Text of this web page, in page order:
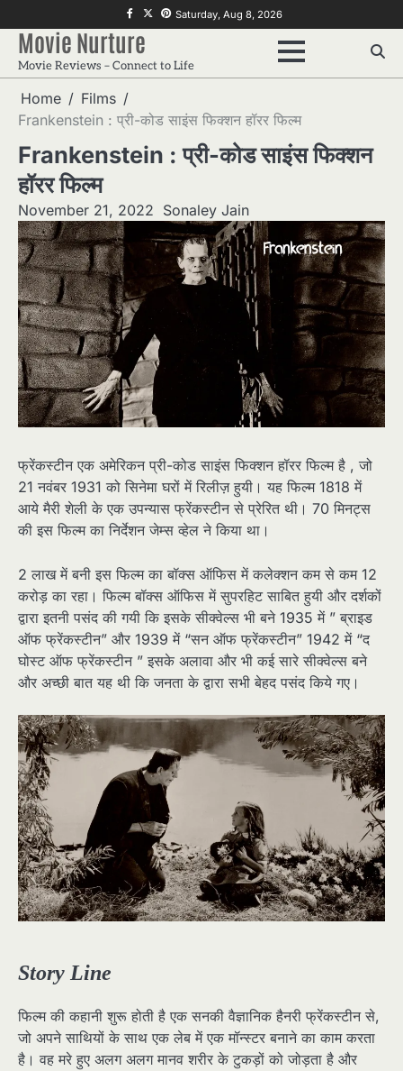
to
content
f twitterpinterest
Saturday, Aug 8, 2026
Movie Nurture
Movie Reviews – Connect to Life
Home
Films
Frankenstein : प्री-कोड साइंस फिक्शन हॉरर फिल्म
Frankenstein : प्री-कोड साइंस फिक्शन
हॉरर फिल्म
November 21, 2022 Sonaley Jain
फ्रेंकस्टीन एक अमेरिकन प्री-कोड साइंस फिक्शन हॉरर फिल्म है , जो
21 नवंबर 1931 को सिनेमा घरों में रिलीज़ हुयी। यह फिल्म 1818 में
आये मैरी शेली के एक उपन्यास फ्रेंकस्टीन से प्रेरित थी। 70 मिनट्स
की इस फिल्म का निर्देशन जेम्स व्हेल ने किया था।
2 लाख में बनी इस फिल्म का बॉक्स ऑफिस में कलेक्शन कम से कम 12
करोड़ का रहा। फिल्म बॉक्स ऑफिस में सुपरहिट साबित हुयी और दर्शकों
द्वारा इतनी पसंद की गयी कि इसके सीक्वेल्स भी बने 1935 में ” ब्राइड
ऑफ फ्रेंकस्टीन” और 1939 में “सन ऑफ फ्रेंकस्टीन” 1942 में “द
घोस्ट ऑफ फ्रेंकस्टीन ” इसके अलावा और भी कई सारे सीक्वेल्स बने
और अच्छी बात यह थी कि जनता के द्वारा सभी बेहद पसंद किये गए।
Story Line
फिल्म की कहानी शुरू होती है एक सनकी वैज्ञानिक हैनरी फ्रेंकस्टीन से,
जो अपने साथियों के साथ एक लेब में एक मॉन्स्टर बनाने का काम करता
है। वह मरे हुए अलग अलग मानव शरीर के टुकड़ों को जोड़ता है और